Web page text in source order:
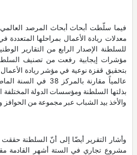
معدلات ريادة الأعمال بمراحلها المتعددة
للسلطنة الإصدار الرابع من التقارير
مؤشرات إيجابية رفعت من تصنيف
بتحقيق قفزة نوعية في مؤشر ريادة
عالمياً مقارنة
بذلتها السلطنة ومؤسسات الدولة المختلفة
والأخذ بيد الشباب عبر مجموعة من الحوافز
وأشار التقرير أيضّا إلى أنّ السلطنة حققت
مشروع تجاري في الستة أشهر القادمة